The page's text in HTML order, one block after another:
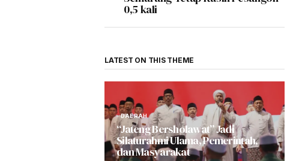
0,5 kali
LATEST ON THIS THEME
DAERAH
“Jateng Bersholawat” Jadi
Silaturahmi Ulama, Pemerintah,
dan Masyarakat